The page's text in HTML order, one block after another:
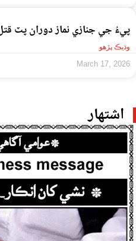
پيءُ جي جنازي نماز دوران پٽ
وڌيڪ پڙهو
March 17, 2026
اشتهار